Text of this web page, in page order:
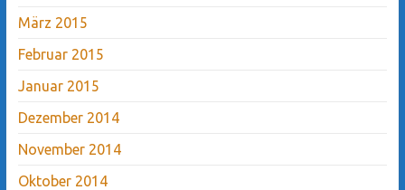
März 2015
Februar 2015
Januar 2015
Dezember 2014
November 2014
Oktober 2014